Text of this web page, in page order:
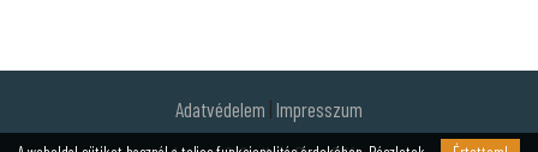
Adatvédelem | Impresszum